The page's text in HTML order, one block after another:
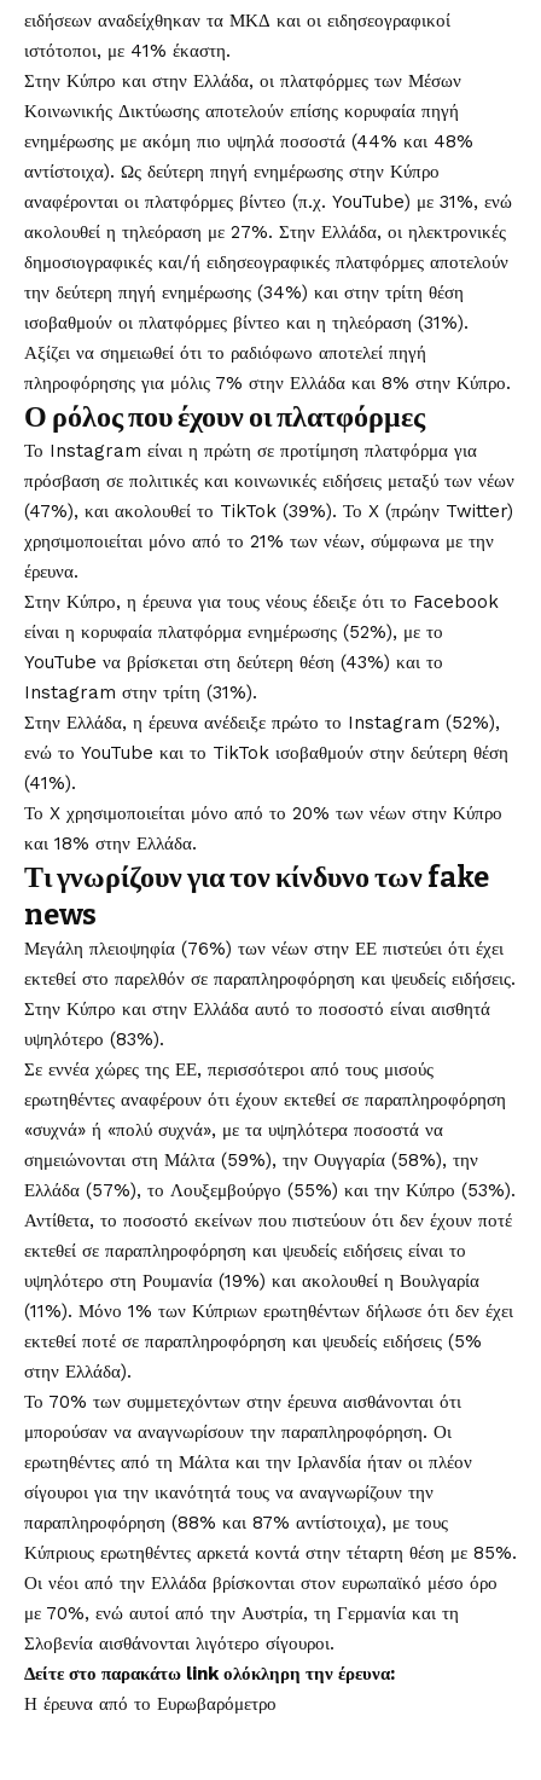
ειδήσεων αναδείχθηκαν τα ΜΚΔ και οι ειδησεογραφικοί
ιστότοποι, με 41% έκαστη.
Στην Κύπρο και στην Ελλάδα, οι πλατφόρμες των Μέσων
Κοινωνικής Δικτύωσης αποτελούν επίσης κορυφαία πηγή
ενημέρωσης με ακόμη πιο υψηλά ποσοστά (44% και 48%
αντίστοιχα). Ως δεύτερη πηγή ενημέρωσης στην Κύπρο
αναφέρονται οι πλατφόρμες βίντεο (π.χ. YouTube) με 31%, ενώ
ακολουθεί η τηλεόραση με 27%. Στην Ελλάδα, οι ηλεκτρονικές
δημοσιογραφικές και/ή ειδησεογραφικές πλατφόρμες αποτελούν
την δεύτερη πηγή ενημέρωσης (34%) και στην τρίτη θέση
ισοβαθμούν οι πλατφόρμες βίντεο και η τηλεόραση (31%).
Αξίζει να σημειωθεί ότι το ραδιόφωνο αποτελεί πηγή
πληροφόρησης για μόλις 7% στην Ελλάδα και 8% στην Κύπρο.
Ο ρόλος που έχουν οι πλατφόρμες
Το Instagram είναι η πρώτη σε προτίμηση πλατφόρμα για
πρόσβαση σε πολιτικές και κοινωνικές ειδήσεις μεταξύ των νέων
(47%), και ακολουθεί το TikTok (39%). Το X (πρώην Twitter)
χρησιμοποιείται μόνο από το 21% των νέων, σύμφωνα με την
έρευνα.
Στην Κύπρο, η έρευνα για τους νέους έδειξε ότι το Facebook
είναι η κορυφαία πλατφόρμα ενημέρωσης (52%), με το
YouTube να βρίσκεται στη δεύτερη θέση (43%) και το
Instagram στην τρίτη (31%).
Στην Ελλάδα, η έρευνα ανέδειξε πρώτο το Instagram (52%),
ενώ το YouTube και το TikTok ισοβαθμούν στην δεύτερη θέση
(41%).
Το X χρησιμοποιείται μόνο από το 20% των νέων στην Κύπρο
και 18% στην Ελλάδα.
Τι γνωρίζουν για τον κίνδυνο των fake
news
Μεγάλη πλειοψηφία (76%) των νέων στην ΕΕ πιστεύει ότι έχει
εκτεθεί στο παρελθόν σε παραπληροφόρηση και ψευδείς ειδήσεις.
Στην Κύπρο και στην Ελλάδα αυτό το ποσοστό είναι αισθητά
υψηλότερο (83%).
Σε εννέα χώρες της ΕΕ, περισσότεροι από τους μισούς
ερωτηθέντες αναφέρουν ότι έχουν εκτεθεί σε παραπληροφόρηση
«συχνά» ή «πολύ συχνά», με τα υψηλότερα ποσοστά να
σημειώνονται στη Μάλτα (59%), την Ουγγαρία (58%), την
Ελλάδα (57%), το Λουξεμβούργο (55%) και την Κύπρο (53%).
Αντίθετα, το ποσοστό εκείνων που πιστεύουν ότι δεν έχουν ποτέ
εκτεθεί σε παραπληροφόρηση και ψευδείς ειδήσεις είναι το
υψηλότερο στη Ρουμανία (19%) και ακολουθεί η Βουλγαρία
(11%). Μόνο 1% των Κύπριων ερωτηθέντων δήλωσε ότι δεν έχει
εκτεθεί ποτέ σε παραπληροφόρηση και ψευδείς ειδήσεις (5%
στην Ελλάδα).
Το 70% των συμμετεχόντων στην έρευνα αισθάνονται ότι
μπορούσαν να αναγνωρίσουν την παραπληροφόρηση. Οι
ερωτηθέντες από τη Μάλτα και την Ιρλανδία ήταν οι πλέον
σίγουροι για την ικανότητά τους να αναγνωρίζουν την
παραπληροφόρηση (88% και 87% αντίστοιχα), με τους
Κύπριους ερωτηθέντες αρκετά κοντά στην τέταρτη θέση με 85%.
Οι νέοι από την Ελλάδα βρίσκονται στον ευρωπαϊκό μέσο όρο
με 70%, ενώ αυτοί από την Αυστρία, τη Γερμανία και τη
Σλοβενία αισθάνονται λιγότερο σίγουροι.
Δείτε στο παρακάτω link ολόκληρη την έρευνα:
Η έρευνα από το Ευρωβαρόμετρο